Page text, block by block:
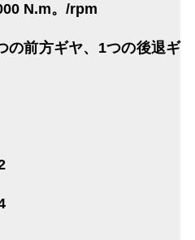
N.m。/rpm
の前方ギヤ、1つの後退ギ